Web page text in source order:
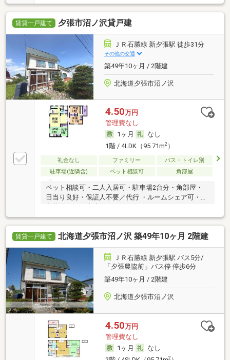
賃貸一戸建て 夕張市沼ノ沢貸戸建
ＪＲ石勝線 新夕張駅 徒歩31分
その他の交通
築49年10ヶ月 / 2階建
北海道夕張市沼ノ沢
4.50万円
管理費なし
1ヶ月
なし
1階 / 4LDK（95.71m2）
礼金なし ファミリー
バス・トイレ別
駐車場(近隣含)
ペット相談可 角部屋
ペット相談可・二人入居可・駐車場2台分・角部屋・
日当り良好・保証人不要／代行 ・ルームシェア可・初
賃貸一戸建て 北海道夕張市沼ノ沢 築49年10ヶ月 2階建
ＪＲ石勝線 新夕張駅 バス5分/
「夕張農協前」バス停 停歩6分
築49年10ヶ月 / 2階建
北海道夕張市沼ノ沢
4.50万円
管理費なし
1ヶ月
なし
2